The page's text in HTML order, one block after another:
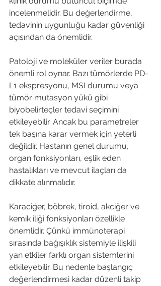
incelenmelidir. Bu değerlendirme,
tedavinin uygunluğu kadar güvenliği
açısından da önemlidir.
Patoloji ve moleküler veriler burada
önemli rol oynar. Bazı tümörlerde PD-
L1 ekspresyonu, MSI durumu veya
tümör mutasyon yükü gibi
biyobelirteçler tedavi seçimini
etkileyebilir. Ancak bu parametreler
tek başına karar vermek için yeterli
değildir. Hastanın genel durumu,
organ fonksiyonları, eşlik eden
hastalıkları ve mevcut ilaçları da
dikkate alınmalıdır.
Karaciğer, böbrek, tiroid, akciğer ve
kemik iliği fonksiyonları özellikle
önemlidir. Çünkü immünoterapi
sırasında bağışıklık sistemiyle ilişkili
yan etkiler farklı organ sistemlerini
etkileyebilir. Bu nedenle başlangıç
değerlendirmesi kadar düzenli takip